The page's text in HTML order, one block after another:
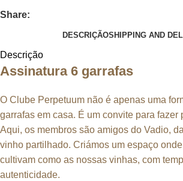
Share:
DESCRIÇÃOSHIPPING AND
Descrição
Assinatura 6 garrafas
O Clube Perpetuum não é apenas uma
garrafas em casa. É um convite para fazer
Aqui, os membros são amigos do Vadio,
vinho partilhado. Criámos um espaço
cultivam como as nossas vinhas, com
autenticidade.